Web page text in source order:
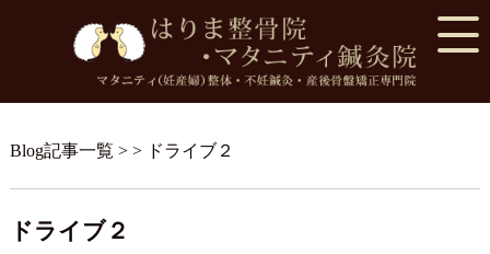
Blog記事一覧 > > ドライブ２
ドライブ２